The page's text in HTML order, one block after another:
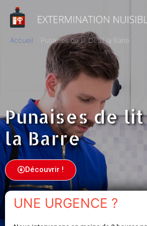
Accueil Punaises de lit Deuil la Barre
Punaises de
la Barre
Découvrir !
UNE URGENCE ?